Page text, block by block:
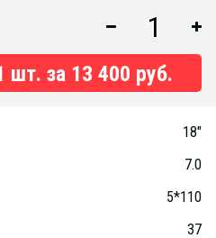
шт. за 13 400 руб.
18"
7.0
5*110
37